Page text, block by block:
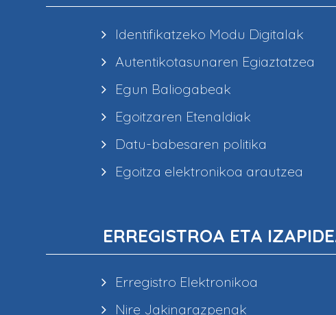
Identifikatzeko Modu Digitalak
Autentikotasunaren Egiaztatzea
Egun Baliogabeak
Egoitzaren Etenaldiak
Datu-babesaren politika
Egoitza elektronikoa arautzea
ERREGISTROA ETA
Erregistro Elektronikoa
Nire Jakinarazpenak